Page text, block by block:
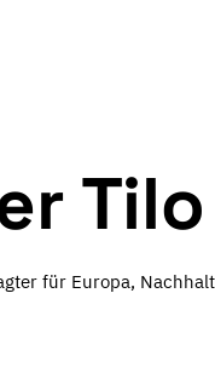
Tilo
für Europa,